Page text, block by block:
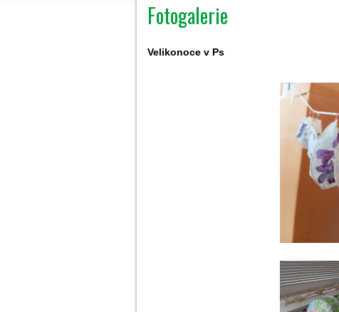
Fotogalerie
Velikonoce v Ps